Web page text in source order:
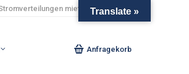
mieten und kaufen.
Anfragekorb
Translate »